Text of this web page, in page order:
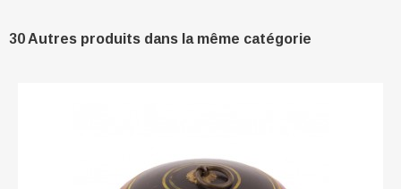
30 Autres produits dans la même catégorie